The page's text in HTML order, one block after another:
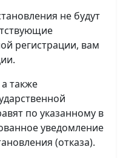
не будут
регистрации, вам
также
по указанному в
уведомление
(отказа).